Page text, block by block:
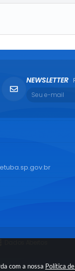
com a nossa Política
NEWSLETTER